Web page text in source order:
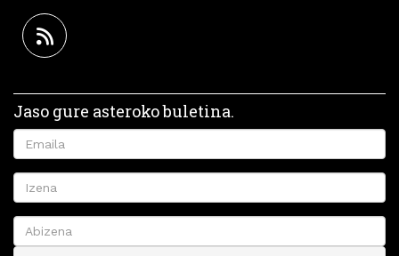
Jaso gure asteroko buletina.